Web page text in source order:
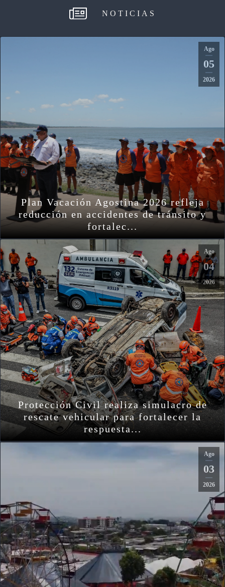
NOTICIAS
Ago
05
2026
Plan Vacación Agostina 2026 refleja
reducción en accidentes de tránsito y
fortalec...
Ago
04
2026
Protección Civil realiza simulacro de
rescate vehicular para fortalecer la
respuesta...
Ago
03
2026